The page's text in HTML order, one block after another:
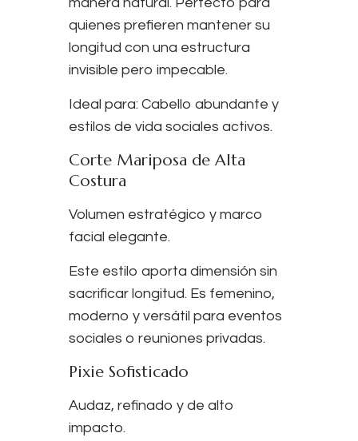
quienes prefieren mantener su
longitud con una estructura
invisible pero impecable.
Ideal para: Cabello abundante y
estilos de vida sociales activos.
Corte Mariposa de Alta
Costura
Volumen estratégico y marco
facial elegante.
Este estilo aporta dimensión sin
sacrificar longitud. Es femenino,
moderno y versátil para eventos
sociales o reuniones privadas.
Pixie Sofisticado
Audaz, refinado y de alto
impacto.